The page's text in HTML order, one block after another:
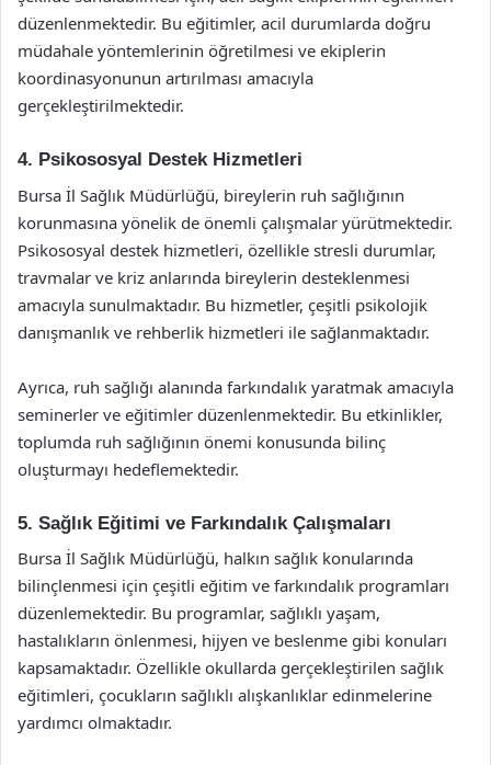
düzenlenmektedir. Bu eğitimler, acil durumlarda doğru
müdahale yöntemlerinin öğretilmesi ve ekiplerin
koordinasyonunun artırılması amacıyla
gerçekleştirilmektedir.
4. Psikososyal Destek Hizmetleri
Bursa İl Sağlık Müdürlüğü, bireylerin ruh sağlığının
korunmasına yönelik de önemli çalışmalar yürütmektedir.
Psikososyal destek hizmetleri, özellikle stresli durumlar,
travmalar ve kriz anlarında bireylerin desteklenmesi
amacıyla sunulmaktadır. Bu hizmetler, çeşitli psikolojik
danışmanlık ve rehberlik hizmetleri ile sağlanmaktadır.
Ayrıca, ruh sağlığı alanında farkındalık yaratmak amacıyla
seminerler ve eğitimler düzenlenmektedir. Bu etkinlikler,
toplumda ruh sağlığının önemi konusunda bilinç
oluşturmayı hedeflemektedir.
5. Sağlık Eğitimi ve Farkındalık Çalışmaları
Bursa İl Sağlık Müdürlüğü, halkın sağlık konularında
bilinçlenmesi için çeşitli eğitim ve farkındalık programları
düzenlemektedir. Bu programlar, sağlıklı yaşam,
hastalıkların önlenmesi, hijyen ve beslenme gibi konuları
kapsamaktadır. Özellikle okullarda gerçekleştirilen sağlık
eğitimleri, çocukların sağlıklı alışkanlıklar edinmelerine
yardımcı olmaktadır.